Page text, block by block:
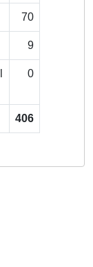
70
9
0
406